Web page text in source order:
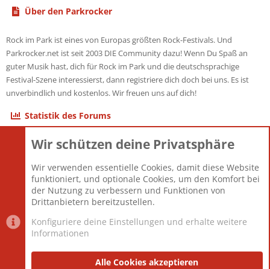
Über den Parkrocker
Rock im Park ist eines von Europas größten Rock-Festivals. Und
Parkrocker.net ist seit 2003 DIE Community dazu! Wenn Du Spaß an
guter Musik hast, dich für Rock im Park und die deutschsprachige
Festival-Szene interessierst, dann registriere dich doch bei uns. Es ist
unverbindlich und kostenlos. Wir freuen uns auf dich!
Statistik des Forums
Themen
Mitglieder
12.427
Neuestes Mitglied
Berlin
Datenschutzerklärung Impressum
Wir schützen deine Privatsphäre
Wir verwenden essentielle Cookies, damit diese Website
funktioniert, und optionale Cookies, um den Komfort bei
der Nutzung zu verbessern und Funktionen von
Drittanbietern bereitzustellen.
Konfiguriere deine Einstellungen und erhalte weitere
Informationen
Alle Cookies akzeptieren